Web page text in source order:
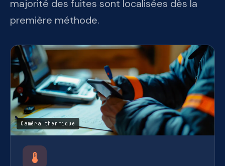
majorité des fuites sont localisées dès la
première méthode.
Caméra thermique
device_thermostat